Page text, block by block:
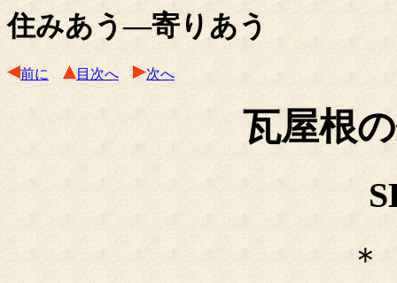
住みあう―寄りあう
前に 目次へ 次へ
瓦屋根